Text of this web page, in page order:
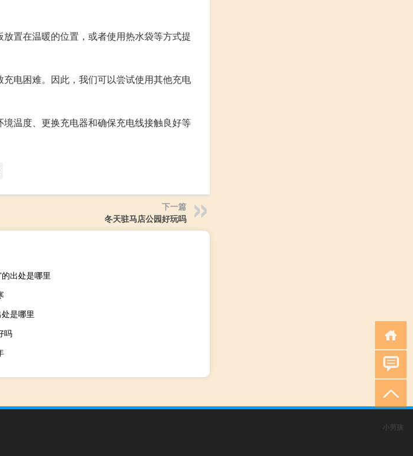
置在温暖的位置，或者使用热水袋等方式提
电困难。因此，我们可以尝试使用其他充电
温度、更换充电器和确保充电线接触良好等
下一篇
冬天驻马店公园好玩吗
出处是哪里
是哪里
吗
小男孩